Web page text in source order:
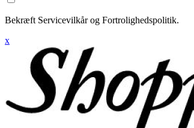
Bekræft Servicevilkår og Fortrolighedspolitik.
x